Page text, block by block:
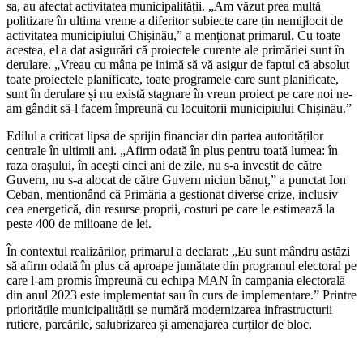
sa, au afectat activitatea municipalității. „Am văzut prea multă
politizare în ultima vreme a diferitor subiecte care țin nemijlocit de
activitatea municipiului Chișinău,” a menționat primarul. Cu toate
acestea, el a dat asigurări că proiectele curente ale primăriei sunt în
derulare. „Vreau cu mâna pe inimă să vă asigur de faptul că absolut
toate proiectele planificate, toate programele care sunt planificate,
sunt în derulare și nu există stagnare în vreun proiect pe care noi ne-
am gândit să-l facem împreună cu locuitorii municipiului Chișinău.”
Edilul a criticat lipsa de sprijin financiar din partea autorităților
centrale în ultimii ani. „Afirm odată în plus pentru toată lumea: în
raza orașului, în acești cinci ani de zile, nu s-a investit de către
Guvern, nu s-a alocat de către Guvern niciun bănuț,” a punctat Ion
Ceban, menționând că Primăria a gestionat diverse crize, inclusiv
cea energetică, din resurse proprii, costuri pe care le estimează la
peste 400 de milioane de lei.
În contextul realizărilor, primarul a declarat: „Eu sunt mândru astăzi
să afirm odată în plus că aproape jumătate din programul electoral pe
care l-am promis împreună cu echipa MAN în campania electorală
din anul 2023 este implementat sau în curs de implementare.” Printre
prioritățile municipalității se numără modernizarea infrastructurii
rutiere, parcările, salubrizarea și amenajarea curților de bloc.